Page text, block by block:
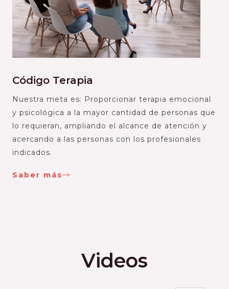
Código Terapia
Nuestra meta es: Proporcionar terapia emocional
y psicológica a la mayor cantidad de personas que
lo requieran, ampliando el alcance de atención y
acercando a las personas con los profesionales
indicados.
Saber más
Videos